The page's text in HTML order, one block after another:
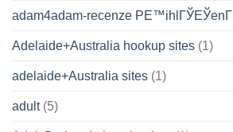
adam4adam-recenze PЕ™ihlГЎЕЎenГ­
Adelaide+Australia hookup sites (1)
adelaide+Australia sites (1)
adult(5)